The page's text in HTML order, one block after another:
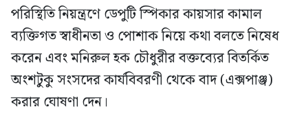
পরিস্থিতি নিয়ন্ত্রণে ডেপুটি স্পিকার কায়সার কামাল
ব্যক্তিগত স্বাধীনতা ও পোশাক নিয়ে কথা বলতে নিষেধ
করেন এবং মনিরুল হক চৌধুরীর বক্তব্যের বিতর্কিত
অংশটুকু সংসদের কার্যবিবরণী থেকে বাদ (এক্সপাঞ্জ)
করার ঘোষণা দেন।